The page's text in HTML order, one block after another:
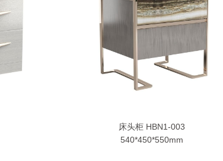
床头柜 HBN1-003
540*450*550mm